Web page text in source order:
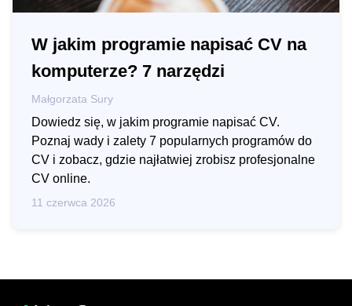
W jakim programie napisać CV na
komputerze? 7 narzędzi
Małgorzata Sury
Dowiedz się, w jakim programie napisać CV.
Poznaj wady i zalety 7 popularnych programów do
CV i zobacz, gdzie najłatwiej zrobisz profesjonalne
CV online.
11 czerwca 2026